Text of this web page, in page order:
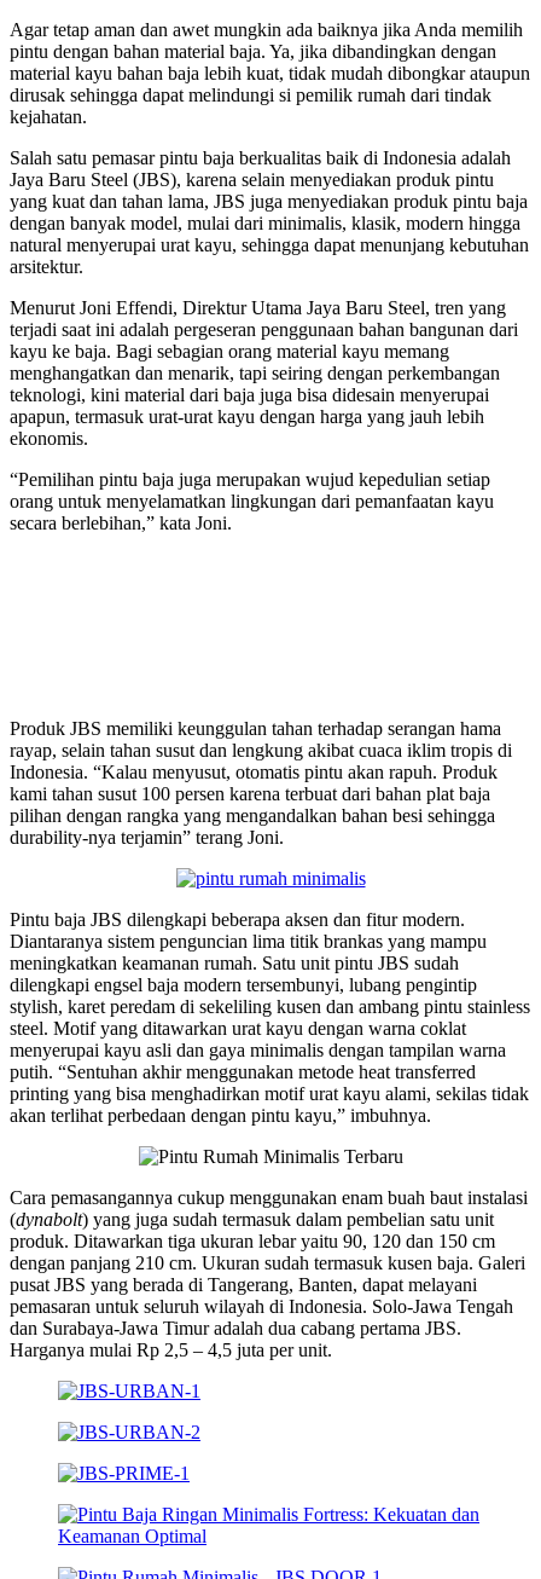
Agar tetap aman dan awet mungkin ada baiknya jika Anda memilih
pintu dengan bahan material baja. Ya, jika dibandingkan dengan
material kayu bahan baja lebih kuat, tidak mudah dibongkar ataupun
dirusak sehingga dapat melindungi si pemilik rumah dari tindak
kejahatan.
Salah satu pemasar pintu baja berkualitas baik di Indonesia adalah
Jaya Baru Steel (JBS), karena selain menyediakan produk pintu
yang kuat dan tahan lama, JBS juga menyediakan produk pintu baja
dengan banyak model, mulai dari minimalis, klasik, modern hingga
natural menyerupai urat kayu, sehingga dapat menunjang kebutuhan
arsitektur.
Menurut Joni Effendi, Direktur Utama Jaya Baru Steel, tren yang
terjadi saat ini adalah pergeseran penggunaan bahan bangunan dari
kayu ke baja. Bagi sebagian orang material kayu memang
menghangatkan dan menarik, tapi seiring dengan perkembangan
teknologi, kini material dari baja juga bisa didesain menyerupai
apapun, termasuk urat-urat kayu dengan harga yang jauh lebih
ekonomis.
“Pemilihan pintu baja juga merupakan wujud kepedulian setiap
orang untuk menyelamatkan lingkungan dari pemanfaatan kayu
secara berlebihan,” kata Joni.
Produk JBS memiliki keunggulan tahan terhadap serangan hama
rayap, selain tahan susut dan lengkung akibat cuaca iklim tropis di
Indonesia. “Kalau menyusut, otomatis pintu akan rapuh. Produk
kami tahan susut 100 persen karena terbuat dari bahan plat baja
pilihan dengan rangka yang mengandalkan bahan besi sehingga
durability-nya terjamin” terang Joni.
Pintu baja JBS dilengkapi beberapa aksen dan fitur modern.
Diantaranya sistem penguncian lima titik brankas yang mampu
meningkatkan keamanan rumah. Satu unit pintu JBS sudah
dilengkapi engsel baja modern tersembunyi, lubang pengintip
stylish, karet peredam di sekeliling kusen dan ambang pintu stainless
steel. Motif yang ditawarkan urat kayu dengan warna coklat
menyerupai kayu asli dan gaya minimalis dengan tampilan warna
putih. “Sentuhan akhir menggunakan metode heat transferred
printing yang bisa menghadirkan motif urat kayu alami, sekilas tidak
akan terlihat perbedaan dengan pintu kayu,” imbuhnya.
Cara pemasangannya cukup menggunakan enam buah baut instalasi
(dynabolt) yang juga sudah termasuk dalam pembelian satu unit
produk. Ditawarkan tiga ukuran lebar yaitu 90, 120 dan 150 cm
dengan panjang 210 cm. Ukuran sudah termasuk kusen baja. Galeri
pusat JBS yang berada di Tangerang, Banten, dapat melayani
pemasaran untuk seluruh wilayah di Indonesia. Solo-Jawa Tengah
dan Surabaya-Jawa Timur adalah dua cabang pertama JBS.
Harganya mulai Rp 2,5 – 4,5 juta per unit.